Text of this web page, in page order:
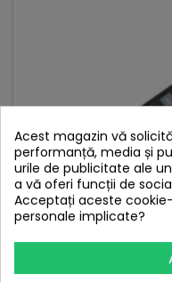
Acest magazin vă
performanță, media și
urile de publicitate ale
a vă oferi funcții de
Acceptați aceste
personale implicate?